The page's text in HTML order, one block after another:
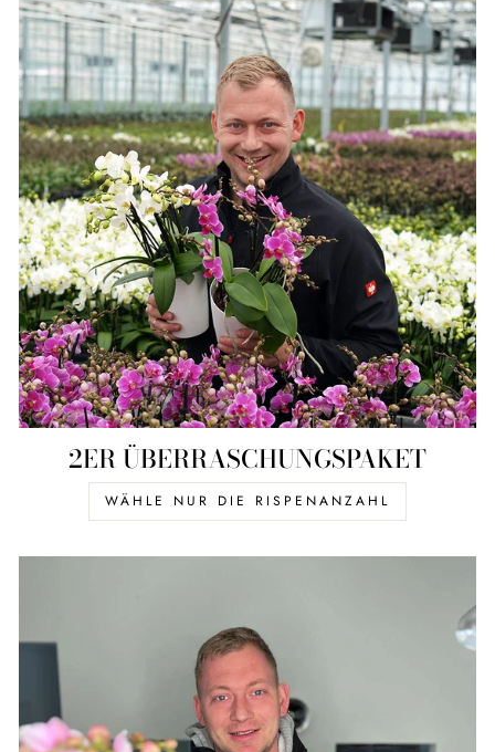
2ER ÜBERRASCHUNGSPAKET
WÄHLE NUR DIE RISPENANZAHL